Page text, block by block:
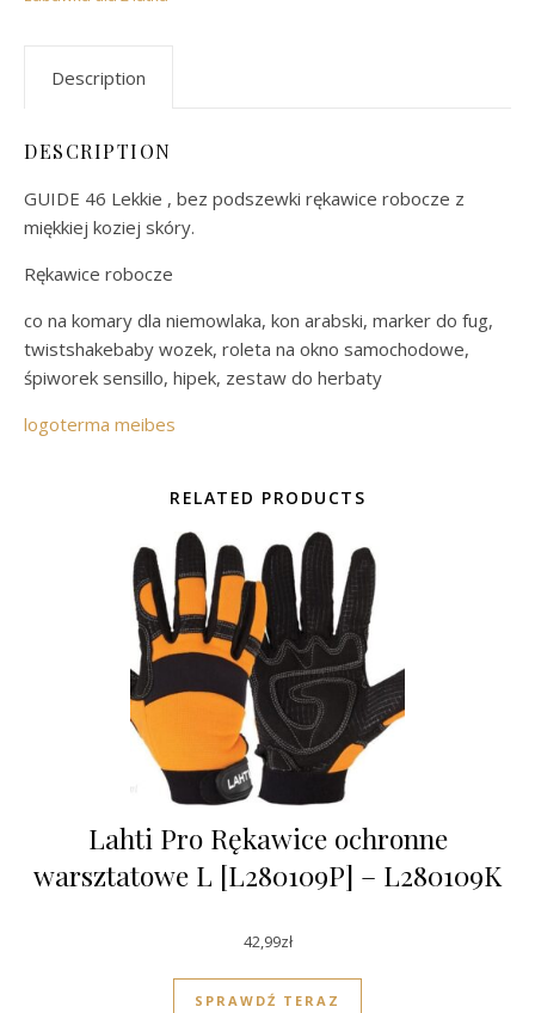
Description
DESCRIPTION
GUIDE 46 Lekkie , bez podszewki rękawice robocze z
miękkiej koziej skóry.
Rękawice robocze
co na komary dla niemowlaka, kon arabski, marker do fug,
twistshakebaby wozek, roleta na okno samochodowe,
śpiworek sensillo, hipek, zestaw do herbaty
logoterma meibes
RELATED PRODUCTS
Lahti Pro Rękawice ochronne
warsztatowe L [L280109P] – L280109K
42,99zł
SPRAWDŹ TERAZ